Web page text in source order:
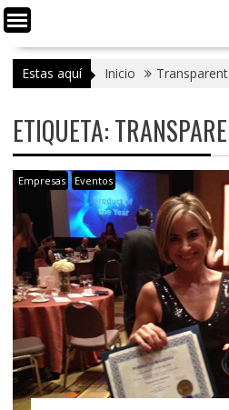
Estas aquí Inicio
ETIQUETA:
Empresas Eventos